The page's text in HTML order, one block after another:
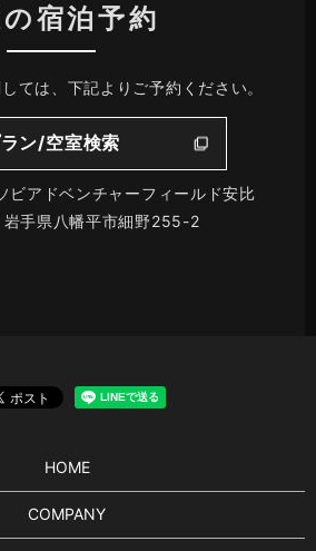
宿泊予約
ては、下記よりご予約ください。
ン/空室検索
ビアドベンチャーフィールド安比
手県八幡平市細野255-2
HOME
COMPANY